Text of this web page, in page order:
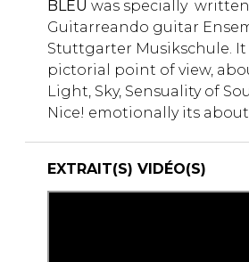
BLEU was specially
Guitarreando guitar
Stuttgarter Musikschule.
pictorial point of view,
Light, Sky, Sensuality of
Nice! emotionally its
EXTRAIT(S) VIDÉO(S)